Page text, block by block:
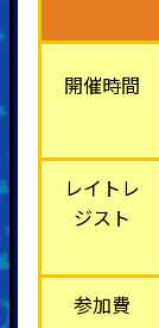
開催時間
レイトレ
ジスト
参加費